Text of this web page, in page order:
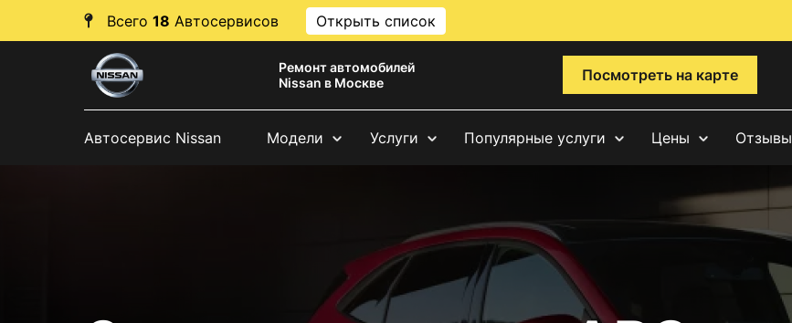
Всего 18 Автосервисов Открыть список
Ремонт автомобилей
Nissan в Москве
Посмотреть на карте
Автосервис Nissan Модели Услуги Популярные услуги Цены Отзывы